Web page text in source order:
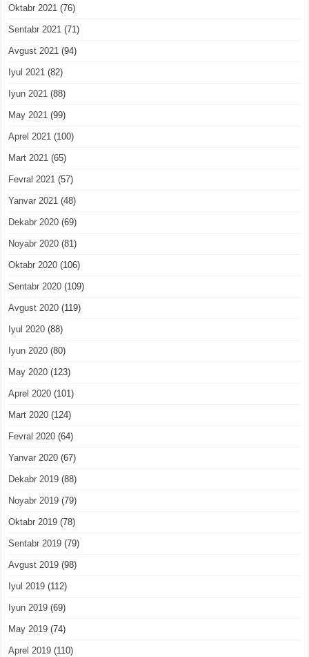
Oktabr 2021 (76)
Sentabr 2021 (71)
Avgust 2021 (94)
Iyul 2021 (82)
Iyun 2021 (88)
May 2021 (99)
Aprel 2021 (100)
Mart 2021 (65)
Fevral 2021 (57)
Yanvar 2021 (48)
Dekabr 2020 (69)
Noyabr 2020 (81)
Oktabr 2020 (106)
Sentabr 2020 (109)
Avgust 2020 (119)
Iyul 2020 (88)
Iyun 2020 (80)
May 2020 (123)
Aprel 2020 (101)
Mart 2020 (124)
Fevral 2020 (64)
Yanvar 2020 (67)
Dekabr 2019 (88)
Noyabr 2019 (79)
Oktabr 2019 (78)
Sentabr 2019 (79)
Avgust 2019 (98)
Iyul 2019 (112)
Iyun 2019 (69)
May 2019 (74)
Aprel 2019 (110)